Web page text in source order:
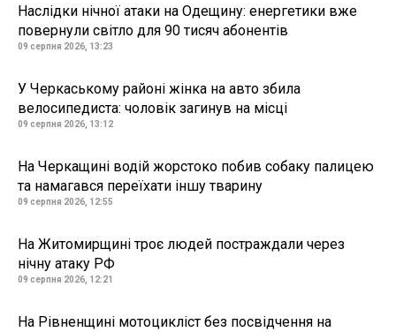
Наслідки нічної атаки на Одещину: енергетики вже
повернули світло для 90 тисяч абонентів
09 серпня 2026, 13:23
У Черкаському районі жінка на авто збила
велосипедиста: чоловік загинув на місці
09 серпня 2026, 13:12
На Черкащині водій жорстоко побив собаку палицею
та намагався переїхати іншу тварину
09 серпня 2026, 12:55
На Житомирщині троє людей постраждали через
нічну атаку РФ
09 серпня 2026, 12:21
На Рівненщині мотоцикліст без посвідчення на